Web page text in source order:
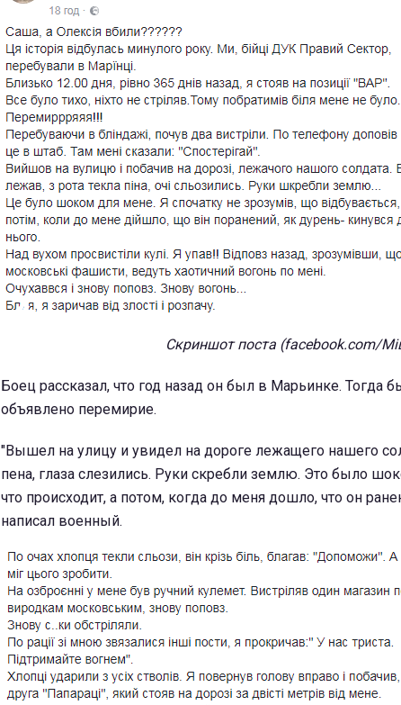
Скриншот поста (facebook.com/
Боец рассказал, что год назад он был в Марьинке. Тогда
объявлено перемирие.
"Вышел на улицу и увидел на дороге лежащего нашего
пена, глаза слезились. Руки скребли землю. Это было
что происходит, а потом, когда до меня дошло, что он
написал военный.